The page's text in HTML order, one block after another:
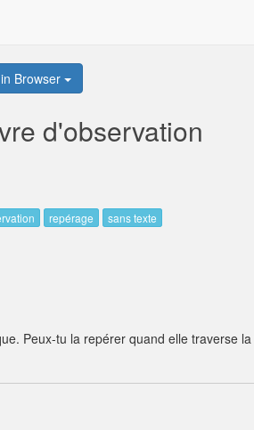
Browser
d'observation
repérage sans texte
Peux-tu la repérer quand elle traverse